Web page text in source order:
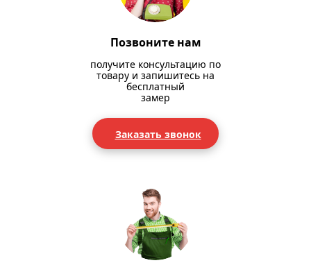
Позвоните нам
получите консультацию по
товару и запишитесь на
бесплатный
замер
Заказать звонок